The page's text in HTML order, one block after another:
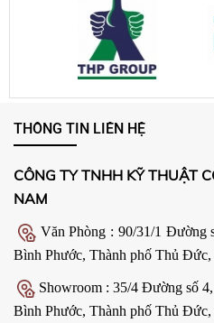
THÔNG TIN LIÊN HỆ
CÔNG TY TNHH KỸ THUẬT
NAM
Văn Phòng : 90/31/1 Đường
Bình Phước, Thành phố Thủ
Showroom : 35/4 Đường số
Bình Phước, Thành phố Thủ